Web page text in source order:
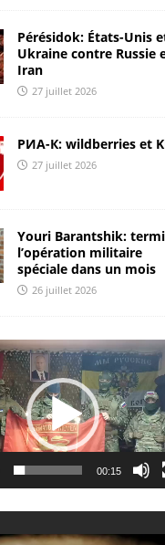
Pérésidok: États-Unis
Ukraine contre Russie
Iran
27 juillet 2026
РИА-К: wildberries et
27 juillet 2026
Youri Barantshik:
l’opération militaire
spéciale dans un mois
26 juillet 2026
00:15